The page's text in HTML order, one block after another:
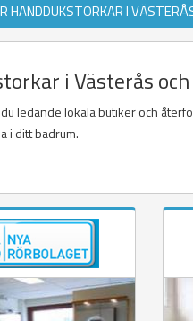
HANDDUKSTORKAR I
i Västerås
ledande lokala butiker och
i ditt badrum.